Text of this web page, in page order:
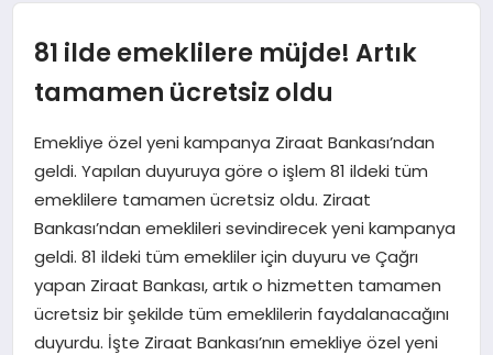
EĞITIM
EKONOMI
MAGAZIN
SAĞLIK
SIYASET
SPOR
81 ilde emeklilere müjde! Artık
tamamen ücretsiz oldu
Emekliye özel yeni kampanya Ziraat Bankası’ndan
geldi. Yapılan duyuruya göre o işlem 81 ildeki tüm
emeklilere tamamen ücretsiz oldu. Ziraat
Bankası’ndan emeklileri sevindirecek yeni kampanya
geldi. 81 ildeki tüm emekliler için duyuru ve Çağrı
yapan Ziraat Bankası, artık o hizmetten tamamen
ücretsiz bir şekilde tüm emeklilerin faydalanacağını
duyurdu. İşte Ziraat Bankası’nın emekliye özel yeni